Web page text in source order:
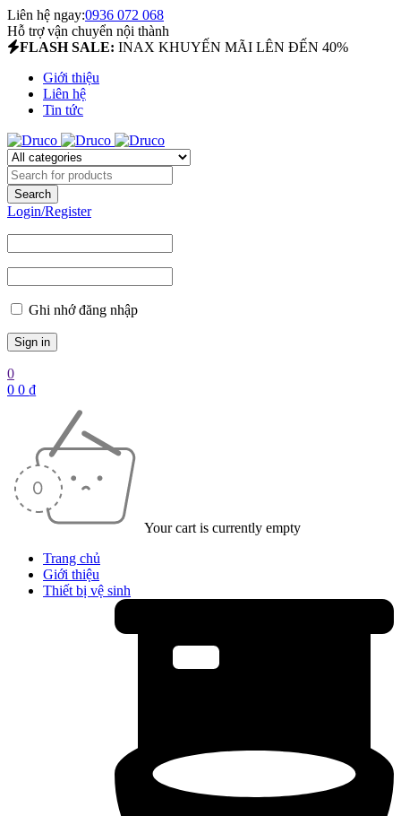
Liên hệ ngay:0936 072 068
Hỗ trợ vận chuyển nội thành
FLASH SALE: INAX KHUYẾN MÃI LÊN ĐẾN 40%
Giới thiệu
Liên hệ
Tin tức
Login/Register
Ghi nhớ đăng nhập
0
0 0 ₫
Your cart is currently empty
Trang chủ
Giới thiệu
Thiết bị vệ sinh